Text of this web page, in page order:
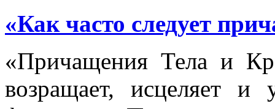
«Как часто следует
«Причащения Тела и
возращает, исцеляет и